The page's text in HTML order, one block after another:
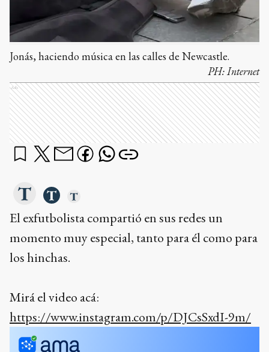
Jonás, haciendo música en las calles de Newcastle.
PH:Internet
Ads
El exfutbolista compartió en sus redes un
momento muy especial, tanto para él como para
los hinchas.
Mirá el video acá:
https://www.instagram.com/p/DJCsSxdI-9m/